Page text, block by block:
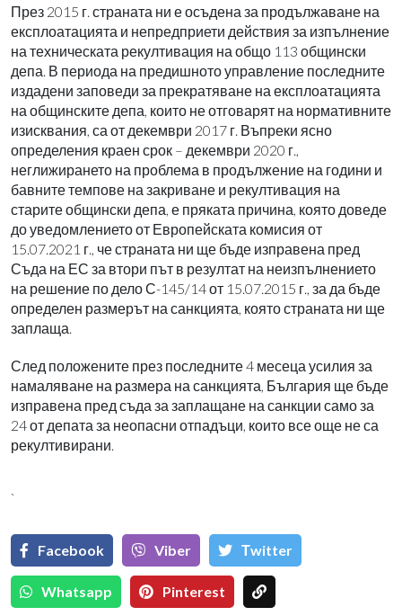
През 2015 г. страната ни е осъдена за продължаване на
експлоатацията и непредприети действия за изпълнение
на техническата рекултивация на общо 113 общински
депа. В периода на предишното управление последните
издадени заповеди за прекратяване на експлоатацията
на общинските депа, които не отговарят на нормативните
изисквания, са от декември 2017 г. Въпреки ясно
определения краен срок – декември 2020 г.,
неглижирането на проблема в продължение на години и
бавните темпове на закриване и рекултивация на
старите общински депа, е пряката причина, която доведе
до уведомлението от Европейската комисия от
15.07.2021 г., че страната ни ще бъде изправена пред
Съда на ЕС за втори път в резултат на неизпълнението
на решение по дело С-145/14 от 15.07.2015 г., за да бъде
определен размерът на санкцията, която страната ни ще
заплаща.
След положените през последните 4 месеца усилия за
намаляване на размера на санкцията, България ще бъде
изправена пред съда за заплащане на санкции само за
24 от депата за неопасни отпадъци, които все още не са
рекултивирани.
`
Facebook Viber Тwitter
Whatsapp Pinterest